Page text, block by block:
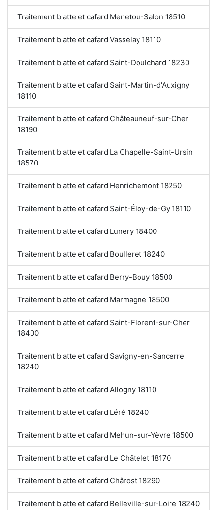
Traitement blatte et cafard Menetou-Salon 18510
Traitement blatte et cafard Vasselay 18110
Traitement blatte et cafard Saint-Doulchard 18230
Traitement blatte et cafard Saint-Martin-d'Auxigny
18110
Traitement blatte et cafard Châteauneuf-sur-Cher
18190
Traitement blatte et cafard La Chapelle-Saint-Ursin
18570
Traitement blatte et cafard Henrichemont 18250
Traitement blatte et cafard Saint-Éloy-de-Gy 18110
Traitement blatte et cafard Lunery 18400
Traitement blatte et cafard Boulleret 18240
Traitement blatte et cafard Berry-Bouy 18500
Traitement blatte et cafard Marmagne 18500
Traitement blatte et cafard Saint-Florent-sur-Cher
18400
Traitement blatte et cafard Savigny-en-Sancerre
18240
Traitement blatte et cafard Allogny 18110
Traitement blatte et cafard Léré 18240
Traitement blatte et cafard Mehun-sur-Yèvre 18500
Traitement blatte et cafard Le Châtelet 18170
Traitement blatte et cafard Chârost 18290
Traitement blatte et cafard Belleville-sur-Loire 18240